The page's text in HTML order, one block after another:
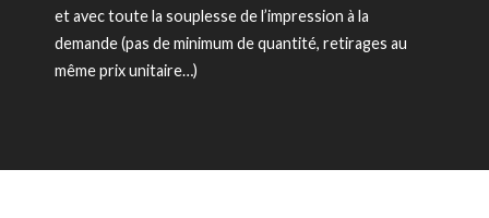
et avec toute la souplesse de l’impression à la
demande (pas de minimum de quantité, retirages au
même prix unitaire…)